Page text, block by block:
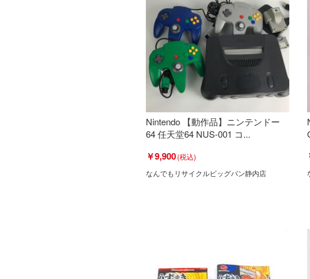
Nintendo 【動作品】ニンテンドー
64 任天堂64 NUS-001 コ...
￥9,900
なんでもリサイクルビッグバン静内店